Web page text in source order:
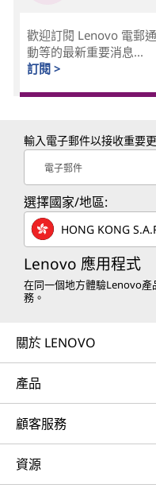
歡迎訂閱 Lenovo 電郵
動等的最新重要消息...
訂閱 >
輸入電子郵件以接收重要
電子郵件
選擇國家/地區:
HONG KONG
Lenovo 應用程式
在同一個地方體驗Lenovo產
務。
關於 LENOVO
產品
顧客服務
資源